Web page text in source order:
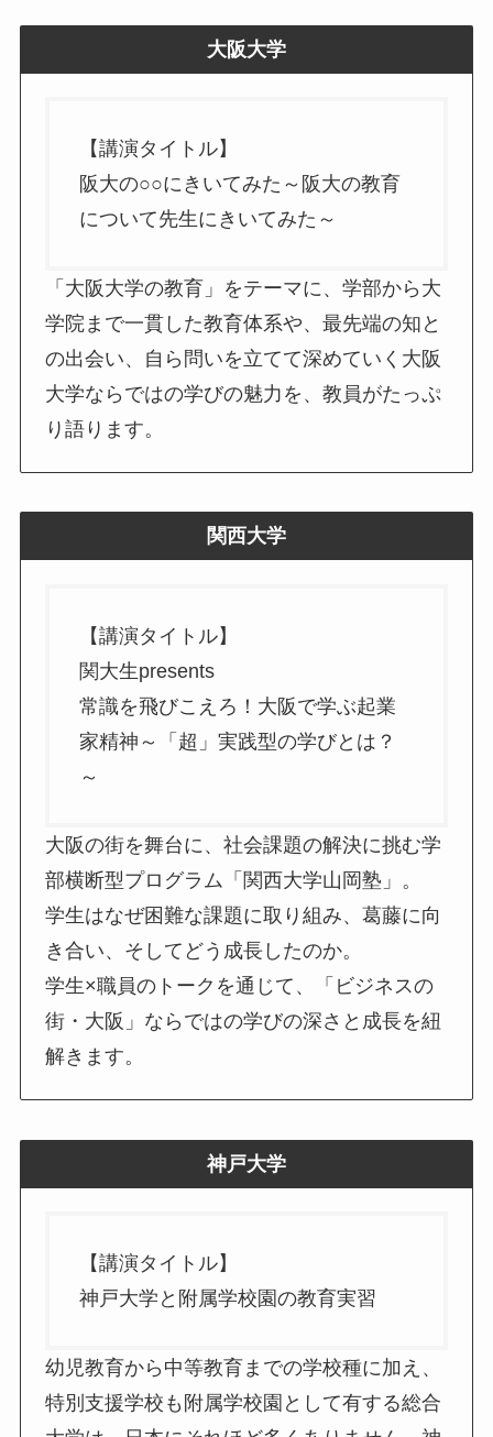
大阪大学
【講演タイトル】
阪大の○○にきいてみた～阪大の教育
について先生にきいてみた～
「大阪大学の教育」をテーマに、学部から大
学院まで一貫した教育体系や、最先端の知と
の出会い、自ら問いを立てて深めていく大阪
大学ならではの学びの魅力を、教員がたっぷ
り語ります。
関西大学
【講演タイトル】
関大生presents
常識を飛びこえろ！大阪で学ぶ起業
家精神～「超」実践型の学びとは？
～
大阪の街を舞台に、社会課題の解決に挑む学
部横断型プログラム「関西大学山岡塾」。
学生はなぜ困難な課題に取り組み、葛藤に向
き合い、そしてどう成長したのか。
学生×職員のトークを通じて、「ビジネスの
街・大阪」ならではの学びの深さと成長を紐
解きます。
神戸大学
【講演タイトル】
神戸大学と附属学校園の教育実習
幼児教育から中等教育までの学校種に加え、
特別支援学校も附属学校園として有する総合